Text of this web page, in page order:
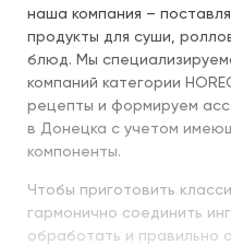
наша компания –
продукты для суши,
блюд. Мы
компаний категории
рецепты и формируем
в Донецка с учетом
компоненты.
Чтобы приготовить
гармонично соединить
обработать и правильно